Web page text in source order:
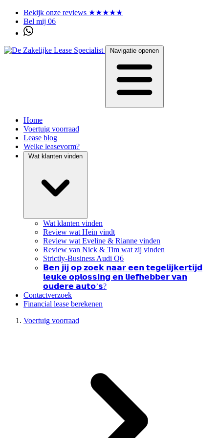
Bekijk onze reviews ★★★★★
Bel mij 06
Navigatie openen
Home
Voertuig voorraad
Lease blog
Welke leasevorm?
Wat klanten vinden
Wat klanten vinden
Review wat Hein vindt
Review wat Eveline & Rianne vinden
Review van Nick & Tim wat zij vinden
Strictly-Business Audi Q6
𝗕𝗲𝗻 𝗷𝗶𝗷 𝗼𝗽 𝘇𝗼𝗲𝗸 𝗻𝗮𝗮𝗿 𝗲𝗲𝗻 𝘁𝗲𝗴𝗲𝗹𝗶𝗷𝗸𝗲𝗿𝘁𝗶𝗷𝗱
𝗹𝗲𝘂𝗸𝗲 𝗼𝗽𝗹𝗼𝘀𝘀𝗶𝗻𝗴 𝗲𝗻 𝗹𝗶𝗲𝗳𝗵𝗲𝗯𝗯𝗲𝗿 𝘃𝗮𝗻
𝗼𝘂𝗱𝗲𝗿𝗲 𝗮𝘂𝘁𝗼’𝘀?
Contactverzoek
Financial lease berekenen
Voertuig voorraad